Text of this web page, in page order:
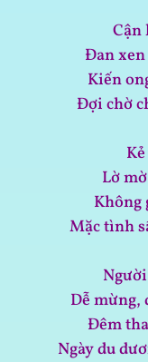
Cận
Đan
Kiến
Đợi chờ
Lờ
Không
Mặc tình
Dễ mừng,
Đêm
Ngày du